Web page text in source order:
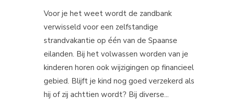
Voor je het weet wordt de zandbank
verwisseld voor een zelfstandige
strandvakantie op één van de Spaanse
eilanden. Bij het volwassen worden van je
kinderen horen ook wijzigingen op financieel
gebied. Blijft je kind nog goed verzekerd als
hij of zij achttien wordt? Bij diverse...